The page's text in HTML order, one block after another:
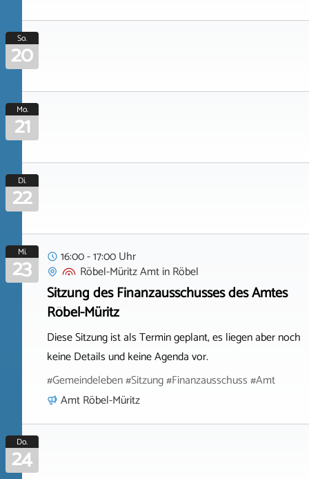
So.
20
Mo.
21
Di.
22
Mi.
23
16:00 - 17:00 Uhr
Röbel-Müritz AmtinRöbel
Sitzung des Finanzausschusses des Amtes
Röbel-Müritz
Diese Sitzung ist als Termin geplant, es liegen aber noch
keine Details und keine Agenda vor.
#Gemeindeleben #Sitzung #Finanzausschuss #Amt
Amt Röbel-Müritz
Do.
24